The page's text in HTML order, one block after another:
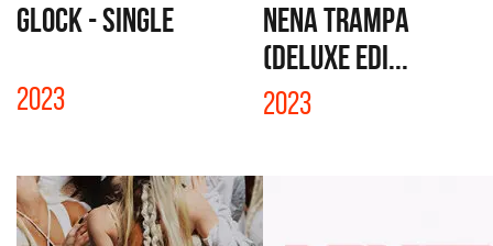
GLOCK - SINGLE
2023
NENA TRAMPA
(DELUXE EDI...
2023